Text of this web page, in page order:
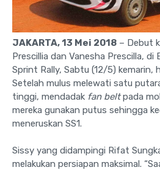
JAKARTA, 13 Mei 2018 – Debut
Prescillia dan Vanesha Prescilla,
Sprint Rally, Sabtu (12/5) kemarin,
Setelah mulus melewati satu
tinggi, mendadak fan beltpada
mereka gunakan putus sehingga
meneruskan SS1.
Sissy yang didampingi Rifat
melakukan persiapan maksimal.